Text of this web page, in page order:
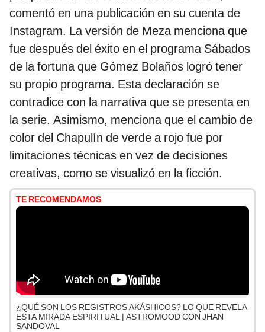
comentó en una publicación en su cuenta de
Instagram. La versión de Meza menciona que
fue después del éxito en el programa Sábados
de la fortuna que Gómez Bolaños logró tener
su propio programa. Esta declaración se
contradice con la narrativa que se presenta en
la serie. Asimismo, menciona que el cambio de
color del Chapulín de verde a rojo fue por
limitaciones técnicas en vez de decisiones
creativas, como se visualizó en la ficción.
TE RECOMENDAMOS
¿QUÉ SON LOS REGISTROS AKÁSHICOS? LO QUE REVELA
ESTA MIRADA ESPIRITUAL | ASTROMOOD CON JHAN
SANDOVAL